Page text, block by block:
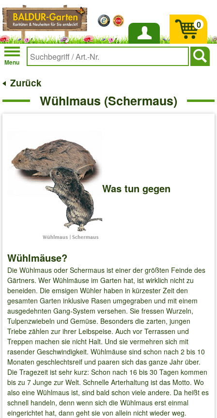
Anmelden
Menu
0
Zurück
Wühlmaus (Schermaus)
Was tun gegen
Wühlmäuse?
Die Wühlmaus oder Schermaus ist einer der größten Feinde des
Gärtners. Wer Wühlmäuse im Garten hat, ist wirklich nicht zu
beneiden. Die emsigen Wühler haben in kürzester Zeit den
gesamten Garten inklusive Rasen umgegraben und mit einem
ausgedehnten Gang-System versehen. Sie fressen Wurzeln,
Tulpenzwiebeln und Gemüse. Besonders die zarten, jungen
Triebe zählen zur ihrer Leibspeise. Auch vor Terrassen und
Treppen machen sie nicht Halt. Und sie vermehren sich mit
rasender Geschwindigkeit. Wühlmäuse sind schon nach 2 bis 10
Monaten geschlechtsreif und paaren sich das ganze Jahr über.
Die Tragezeit ist sehr kurz: Schon nach 16 bis 30 Tagen kommen
bis zu 7 Junge zur Welt. Schnelle Arterhaltung ist das Motto. Wo
also eine Wühlmaus ist, sind bald schon viele andere. Da heißt es
schnell handeln, denn wenn sich die Wühlmaus erst einmal
eingerichtet hat, dann geht sie von allein nicht wieder weg.